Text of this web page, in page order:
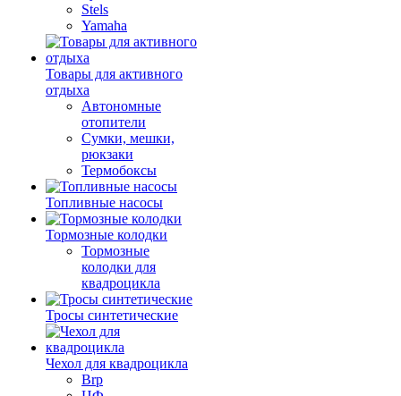
Stels
Yamaha
Товары для активного
отдыха
Автономные
отопители
Сумки, мешки,
рюкзаки
Термобоксы
Топливные насосы
Тормозные колодки
Тормозные
колодки для
квадроцикла
Тросы синтетические
Чехол для квадроцикла
Brp